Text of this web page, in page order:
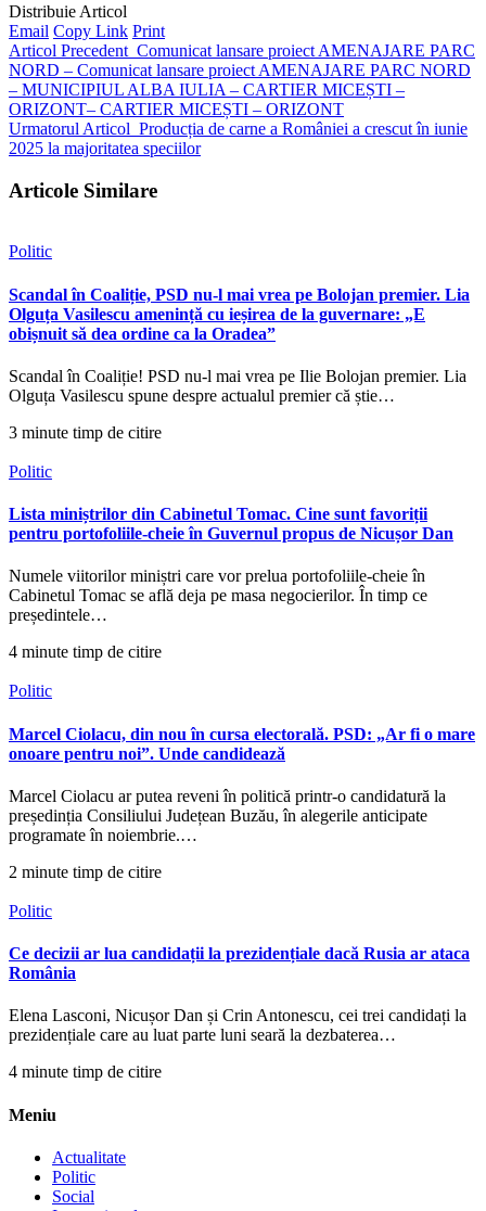
Distribuie Articol
Email Copy Link Print
Articol Precedent Comunicat lansare proiect AMENAJARE PARC
NORD – Comunicat lansare proiect AMENAJARE PARC NORD
– MUNICIPIUL ALBA IULIA – CARTIER MICEȘTI –
ORIZONT– CARTIER MICEȘTI – ORIZONT
Urmatorul Articol Producția de carne a României a crescut în iunie
2025 la majoritatea speciilor
Articole Similare
Politic
Scandal în Coaliție, PSD nu-l mai vrea pe Bolojan premier. Lia
Olguța Vasilescu amenință cu ieșirea de la guvernare: „E
obișnuit să dea ordine ca la Oradea”
Scandal în Coaliție! PSD nu-l mai vrea pe Ilie Bolojan premier. Lia
Olguța Vasilescu spune despre actualul premier că știe…
3 minute timp de citire
Politic
Lista miniștrilor din Cabinetul Tomac. Cine sunt favoriții
pentru portofoliile-cheie în Guvernul propus de Nicușor Dan
Numele viitorilor miniștri care vor prelua portofoliile-cheie în
Cabinetul Tomac se află deja pe masa negocierilor. În timp ce
președintele…
4 minute timp de citire
Politic
Marcel Ciolacu, din nou în cursa electorală. PSD: „Ar fi o mare
onoare pentru noi”. Unde candidează
Marcel Ciolacu ar putea reveni în politică printr-o candidatură la
președinția Consiliului Județean Buzău, în alegerile anticipate
programate în noiembrie.…
2 minute timp de citire
Politic
Ce decizii ar lua candidații la prezidențiale dacă Rusia ar ataca
România
Elena Lasconi, Nicușor Dan și Crin Antonescu, cei trei candidați la
prezidențiale care au luat parte luni seară la dezbaterea…
4 minute timp de citire
Meniu
Actualitate
Politic
Social